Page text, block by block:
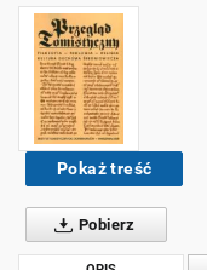
Pokaż treść
Pobierz